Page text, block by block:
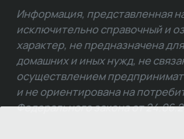
Информация, представленная
исключительно справочный и
характер, не предназначена
домашних и иных нужд, не
осуществлением
и не ориентирована на
Федерального закона от